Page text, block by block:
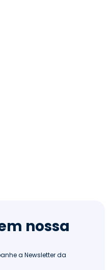
nossa
a Newsletter da